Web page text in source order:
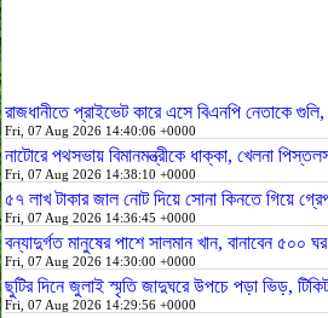
রাজধানীতে প্রাইভেট কারে এসে বিএনপি নেতাকে
Fri, 07 Aug 2026 14:40:06 +0000
নাটোরে পথসভায় বিমানমন্ত্রীকে ধাক্কা, খেলনা
Fri, 07 Aug 2026 14:38:10 +0000
৫৭ লাখ টাকার জাল নোট দিয়ে সোনা কিনতে গিয়ে
Fri, 07 Aug 2026 14:36:45 +0000
বন্যাদুর্গত মানুষের পাশে সালমান খান, বানাবেন ৫০০ ঘর
Fri, 07 Aug 2026 14:30:00 +0000
ছুটির দিনে জুলাই স্মৃতি জাদুঘরে উপচে পড়া ভিড়,
Fri, 07 Aug 2026 14:29:56 +0000